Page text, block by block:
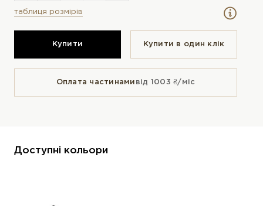
таблиця розмірів
Купити Купити в один клiк
Оплата частинами від 1003 ₴/міс
Доступні кольори